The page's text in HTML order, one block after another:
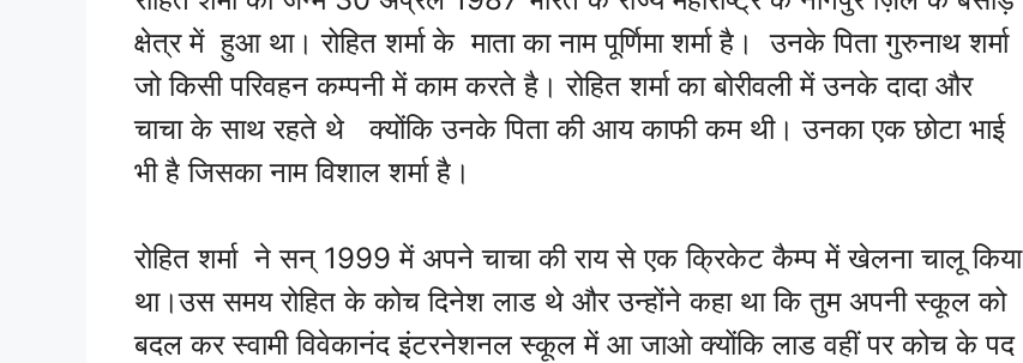
क्षेत्र में हुआ था। रोहित शर्मा के माता का नाम पूर्णिमा शर्मा है। उनके पिता गुरुनाथ शर्मा
जो किसी परिवहन कम्पनी में काम करते है। रोहित शर्मा का बोरीवली में उनके दादा और
चाचा के साथ रहते थे क्योंकि उनके पिता की आय काफी कम थी। उनका एक छोटा भाई
भी है जिसका नाम विशाल शर्मा है।
रोहित शर्मा ने सन् 1999 में अपने चाचा की राय से एक क्रिकेट कैम्प में खेलना चालू किया
था।उस समय रोहित के कोच दिनेश लाड थे और उन्होंने कहा था कि तुम अपनी स्कूल को
बदल कर स्वामी विवेकानंद इंटरनेशनल स्कूल में आ जाओ क्योंकि लाड वहीं पर कोच के पद